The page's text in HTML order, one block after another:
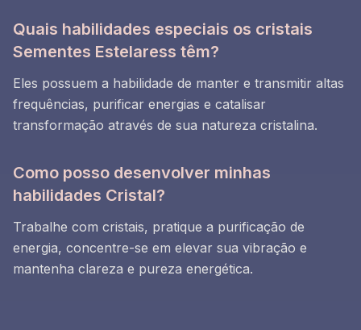
Quais habilidades especiais os cristais
Sementes Estelaress têm?
Eles possuem a habilidade de manter e transmitir altas
frequências, purificar energias e catalisar
transformação através de sua natureza cristalina.
Como posso desenvolver minhas
habilidades Cristal?
Trabalhe com cristais, pratique a purificação de
energia, concentre-se em elevar sua vibração e
mantenha clareza e pureza energética.